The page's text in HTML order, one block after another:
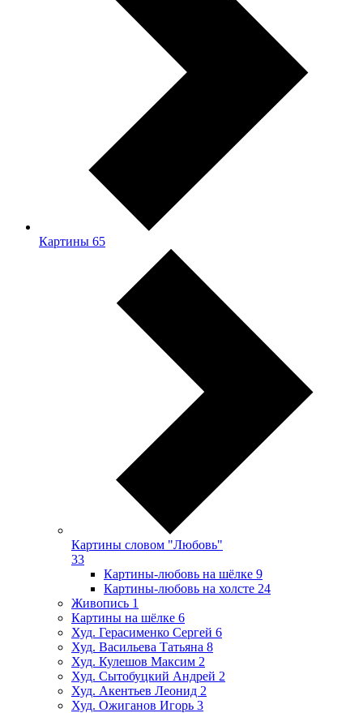
Картины 65
Картины словом "Любовь"
33
Картины-любовь на шёлке 9
Картины-любовь на холсте 24
Живопись 1
Картины на шёлке 6
Худ. Герасименко Сергей 6
Худ. Васильева Татьяна 8
Худ. Кулешов Максим 2
Худ. Сытобуцкий Андрей 2
Худ. Акентьев Леонид 2
Худ. Ожиганов Игорь 3